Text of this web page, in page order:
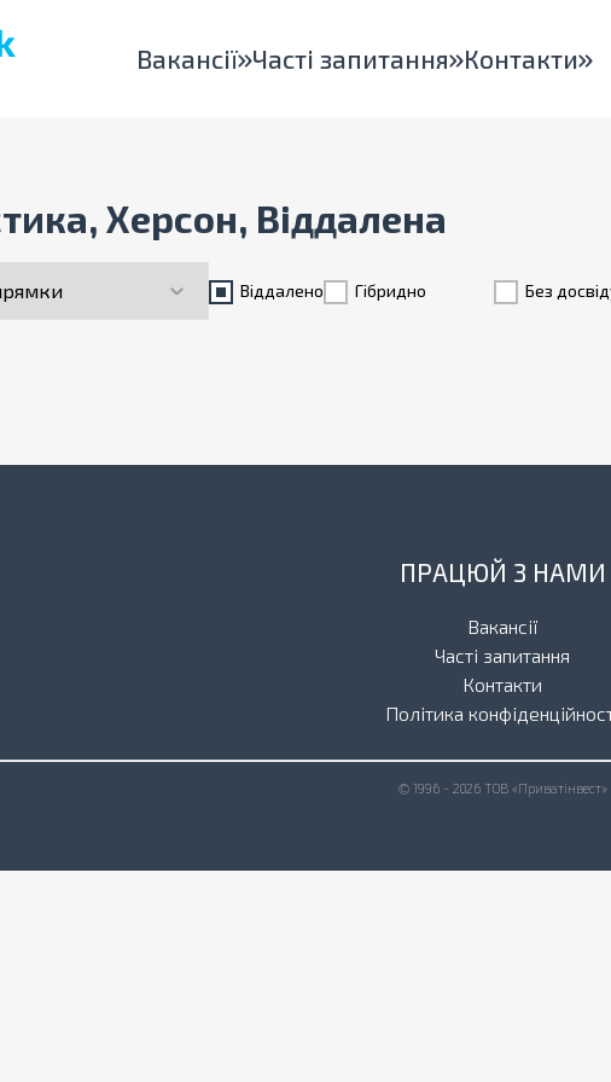
Вакансії Часті запитання Контакти
Херсон, Віддалена
Віддалено Гiбридно Без
ПРАЦЮЙ З НАМИ
Вакансії
Часті запитання
Контакти
Політика
© 1996 - 2026 ТОВ «Приватінвест»